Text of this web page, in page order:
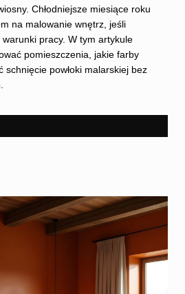
Chłodniejsze miesiące roku
na malowanie wnętrz, jeśli
pracy. W tym artykule
pomieszczenia, jakie farby
schnięcie powłoki malarskiej bez